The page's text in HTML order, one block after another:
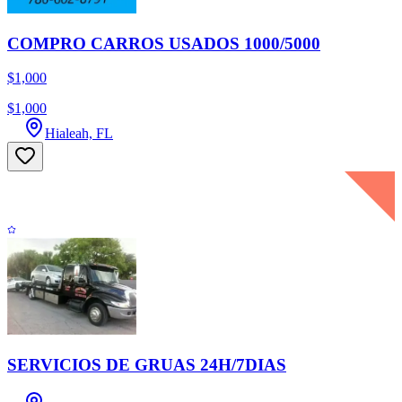
COMPRO CARROS USADOS 1000/5000
$1,000
$1,000
Hialeah, FL
SERVICIOS DE GRUAS 24H/7DIAS